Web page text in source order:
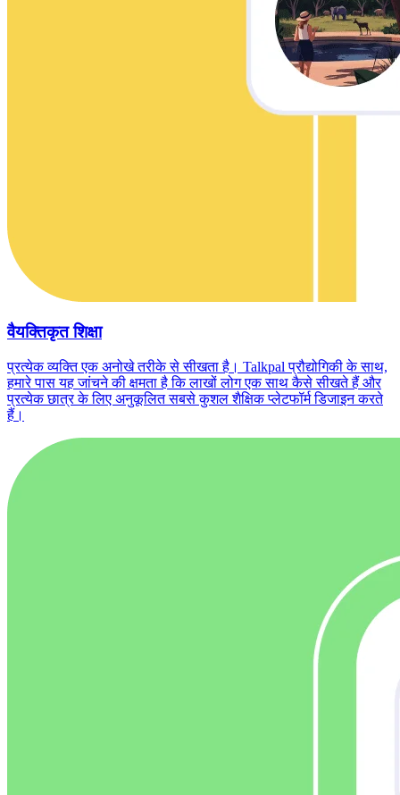
वैयक्तिकृत शिक्षा
प्रत्येक व्यक्ति एक अनोखे तरीके से सीखता है। Talkpal प्रौद्योगिकी के साथ,
हमारे पास यह जांचने की क्षमता है कि लाखों लोग एक साथ कैसे सीखते हैं और
प्रत्येक छात्र के लिए अनुकूलित सबसे कुशल शैक्षिक प्लेटफॉर्म डिजाइन करते
हैं।